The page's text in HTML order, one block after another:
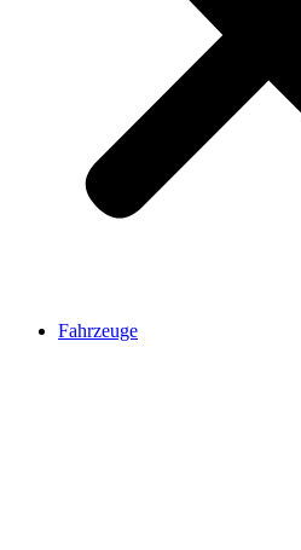
Fahrzeuge